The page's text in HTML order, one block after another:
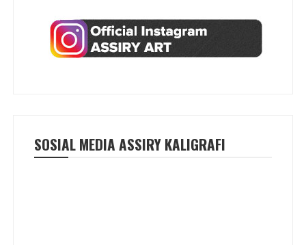
SOSIAL MEDIA ASSIRY KALIGRAFI